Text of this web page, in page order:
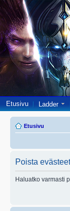
Etusivu Ladder
Etusivu
Poista evästeet
Haluatko varmasti